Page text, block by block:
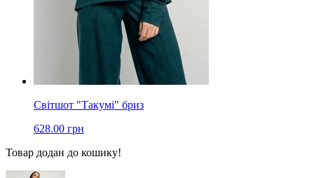
Світшот "Такумі" бриз
628.00 грн
Товар додан до кошику!